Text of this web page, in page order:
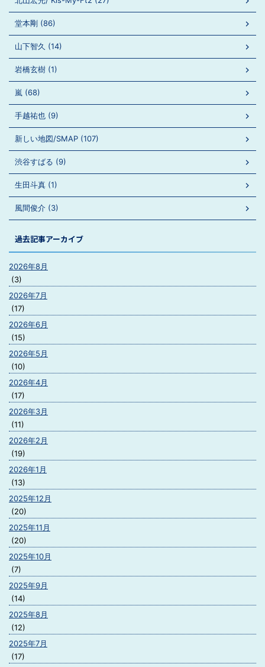
堂本剛 (86)
山下智久 (14)
岩橋玄樹 (1)
嵐 (68)
手越祐也 (9)
新しい地図/SMAP (107)
渋谷すばる (9)
生田斗真 (1)
風間俊介 (3)
過去記事アーカイブ
2026年8月
(3)
2026年7月
(17)
2026年6月
(15)
2026年5月
(10)
2026年4月
(17)
2026年3月
(11)
2026年2月
(19)
2026年1月
(13)
2025年12月
(20)
2025年11月
(20)
2025年10月
(7)
2025年9月
(14)
2025年8月
(12)
2025年7月
(17)